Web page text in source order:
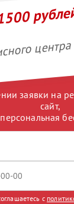
центра
заявки на
сайт,
персональная
с